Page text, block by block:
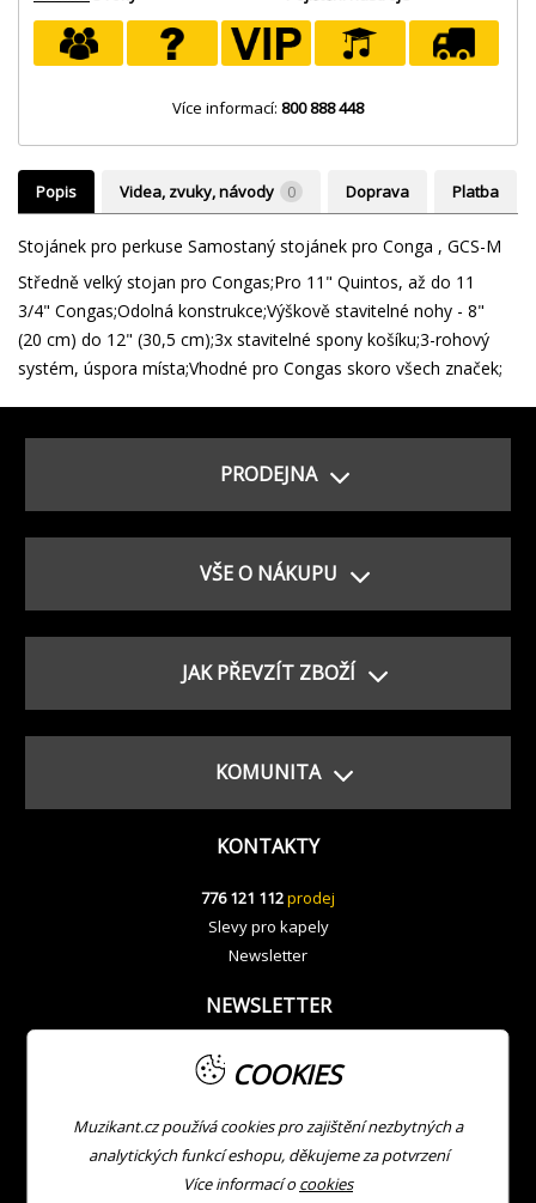
Více informací: 800 888 448
Popis Videa, zvuky, návody 0 Doprava Platba
Stojánek pro perkuse Samostaný stojánek pro Conga , GCS-M
Středně velký stojan pro Congas;Pro 11" Quintos, až do 11
3/4" Congas;Odolná konstrukce;Výškově stavitelné nohy - 8"
(20 cm) do 12" (30,5 cm);3x stavitelné spony košíku;3-rohový
systém, úspora místa;Vhodné pro Congas skoro všech značek;
PRODEJNA
VŠE O NÁKUPU
JAK PŘEVZÍT ZBOŽÍ
KOMUNITA
KONTAKTY
776 121 112prodej
Slevy pro kapely
Newsletter
NEWSLETTER
COOKIES
Muzikant.cz používá cookies pro zajištění nezbytných a
analytických funkcí eshopu, děkujeme za potvrzení
Více informací ocookies